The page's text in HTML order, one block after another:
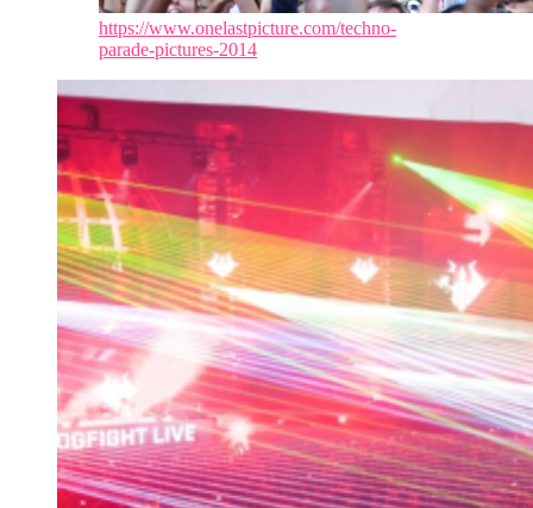
https://www.onelastpicture.com/techno-
parade-pictures-2014